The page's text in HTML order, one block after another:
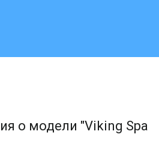
о модели "Viking Spa